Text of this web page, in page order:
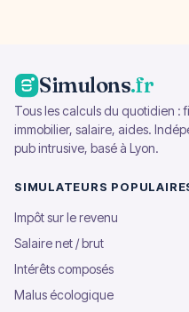
Simulons.fr
Tous les calculs du quotidien :
immobilier, salaire, aides.
pub intrusive, basé à Lyon.
SIMULATEURS
Impôt sur le revenu
Salaire net / brut
Intérêts composés
Malus écologique